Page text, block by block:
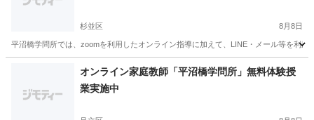
杉並区 8月8日
平沼橋学問所では、zoomを利用したオンライン指導に加えて、LINE・メール等を利
家庭教師 無料
オンライン家庭教師「平沼橋学問所」無料体験授
業実施中